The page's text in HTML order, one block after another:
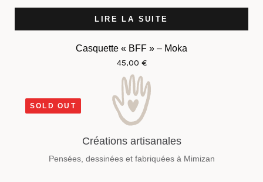
LIRE LA SUITE
Casquette « BFF » – Moka
45,00 €
SOLD OUT
Créations artisanales
Pensées, dessinées et fabriquées à Mimizan